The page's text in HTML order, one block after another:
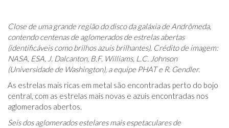
Close de uma grande região do disco da galáxia de Andrômeda,
contendo centenas de aglomerados de estrelas abertas
(identificáveis ​​como brilhos azuis brilhantes). Crédito de imagem:
NASA, ESA, J. Dalcanton, B.F. Williams, L.C. Johnson
(Universidade de Washington), a equipe PHAT e R. Gendler.
As estrelas mais ricas em metal são encontradas perto do bojo
central, com as estrelas mais novas e azuis encontradas nos
aglomerados abertos.
Seis dos aglomerados estelares mais espetaculares de